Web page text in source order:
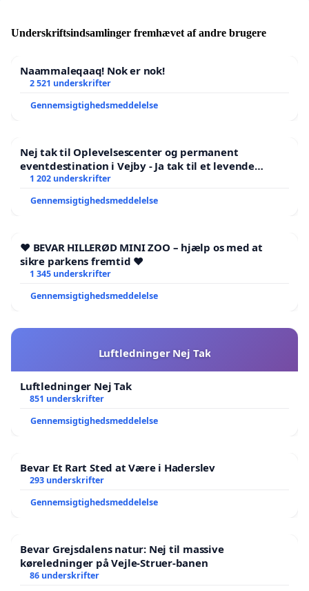
Underskriftsindsamlinger fremhævet af andre brugere
Naammaleqaaq! Nok er nok!
2 521 underskrifter
Gennemsigtighedsmeddelelse
Nej tak til Oplevelsescenter og permanent
eventdestination i Vejby - Ja tak til et levende
lokalområde i balance
1 202 underskrifter
Gennemsigtighedsmeddelelse
❤️ BEVAR HILLERØD MINI ZOO – hjælp os med at
sikre parkens fremtid ❤️
1 345 underskrifter
Gennemsigtighedsmeddelelse
Luftledninger Nej Tak
Luftledninger Nej Tak
851 underskrifter
Gennemsigtighedsmeddelelse
Bevar Et Rart Sted at Være i Haderslev
293 underskrifter
Gennemsigtighedsmeddelelse
Bevar Grejsdalens natur: Nej til massive
køreledninger på Vejle-Struer-banen
86 underskrifter